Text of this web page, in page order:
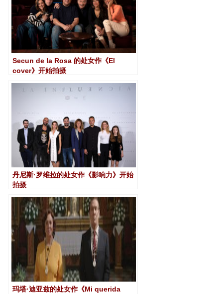
Secun de la Rosa 的处女作《El
cover》开始拍摄
丹尼斯·罗维拉的处女作《影响力》开始
拍摄
玛塔·迪亚兹的处女作《Mi querida